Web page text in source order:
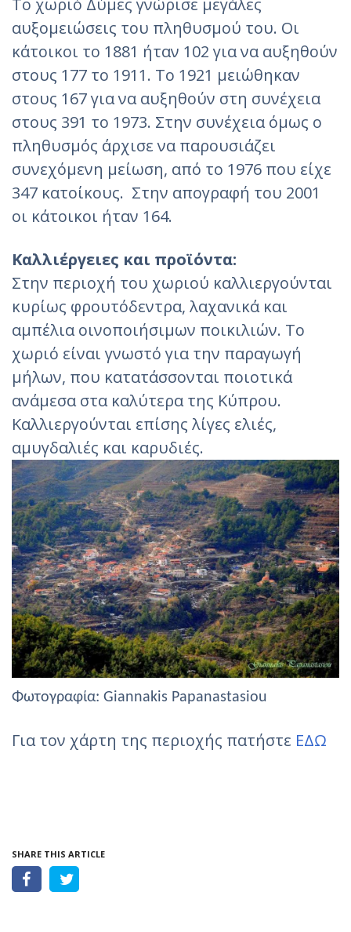
αυξομειώσεις του πληθυσμού του. Οι
κάτοικοι το 1881 ήταν 102 για να αυξηθούν
στους 177 το 1911. Το 1921 μειώθηκαν
στους 167 για να αυξηθούν στη συνέχεια
στους 391 το 1973. Στην συνέχεια όμως ο
πληθυσμός άρχισε να παρουσιάζει
συνεχόμενη μείωση, από το 1976 που είχε
347 κατοίκους. Στην απογραφή του 2001
οι κάτοικοι ήταν 164.
Καλλιέργειες και προϊόντα:
Στην περιοχή του χωριού καλλιεργούνται
κυρίως φρουτόδεντρα, λαχανικά και
αμπέλια οινοποιήσιμων ποικιλιών. Το
χωριό είναι γνωστό για την παραγωγή
μήλων, που κατατάσσονται ποιοτικά
ανάμεσα στα καλύτερα της Κύπρου.
Καλλιεργούνται επίσης λίγες ελιές,
αμυγδαλιές και καρυδιές.
Φωτογραφία: Giannakis Papanastasiou
Για τον χάρτη της περιοχής πατήστε ΕΔΩ
SHARE THIS ARTICLE